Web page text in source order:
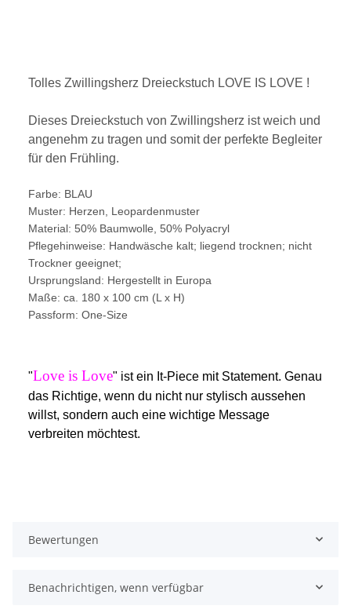
Tolles Zwillingsherz Dreieckstuch LOVE IS LOVE !
Dieses Dreieckstuch von Zwillingsherz ist weich und
angenehm zu tragen und somit der perfekte Begleiter
für den Frühling.
Farbe: BLAU
Muster: Herzen, Leopardenmuster
Material: 50% Baumwolle, 50% Polyacryl
Pflegehinweise: Handwäsche kalt; liegend trocknen; nicht
Trockner geeignet;
Ursprungsland: Hergestellt in Europa
Maße: ca. 180 x 100 cm (L x H)
Passform: One-Size
"Love is Love" ist ein It-Piece mit Statement. Genau
das Richtige, wenn du nicht nur stylisch aussehen
willst, sondern auch eine wichtige Message
verbreiten möchtest.
Bewertungen
Benachrichtigen, wenn verfügbar